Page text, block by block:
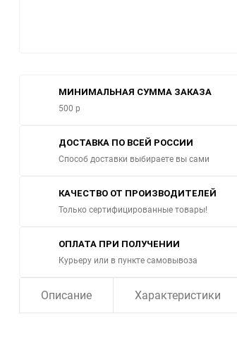
МИНИМАЛЬНАЯ СУММА ЗАКАЗА
500 р
ДОСТАВКА ПО ВСЕЙ РОССИИ
Способ доставки выбираете вы сами
КАЧЕСТВО ОТ ПРОИЗВОДИТЕЛЕЙ
Только сертифицированные товары!
ОПЛАТА ПРИ ПОЛУЧЕНИИ
Курьеру или в пункте самовывоза
Описание Характеристики